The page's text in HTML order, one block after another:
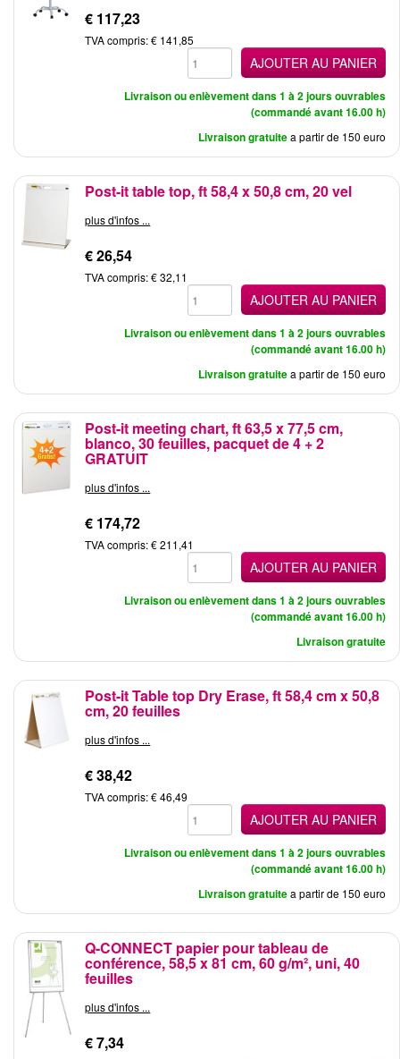
€ 117,23
TVA compris: € 141,85
AJOUTER AU PANIER
Livraison ou enlèvement dans 1 à 2 jours ouvrables
(commandé avant 16.00 h)
Livraison gratuitea partir de 150 euro
Post-it table top, ft 58,4 x 50,8 cm, 20 vel
plus d'infos ...
€ 26,54
TVA compris: € 32,11
AJOUTER AU PANIER
Livraison ou enlèvement dans 1 à 2 jours ouvrables
(commandé avant 16.00 h)
Livraison gratuitea partir de 150 euro
Post-it meeting chart, ft 63,5 x 77,5 cm,
blanco, 30 feuilles, pacquet de 4 + 2
GRATUIT
plus d'infos ...
€ 174,72
TVA compris: € 211,41
AJOUTER AU PANIER
Livraison ou enlèvement dans 1 à 2 jours ouvrables
(commandé avant 16.00 h)
Livraison gratuite
Post-it Table top Dry Erase, ft 58,4 cm x 50,8
cm, 20 feuilles
plus d'infos ...
€ 38,42
TVA compris: € 46,49
AJOUTER AU PANIER
Livraison ou enlèvement dans 1 à 2 jours ouvrables
(commandé avant 16.00 h)
Livraison gratuitea partir de 150 euro
Q-CONNECT papier pour tableau de
conférence, 58,5 x 81 cm, 60 g/m², uni, 40
feuilles
plus d'infos ...
€ 7,34